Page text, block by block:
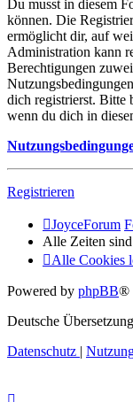
Du musst in diesem
können. Die
ermöglicht dir, auf
Administration kann
Berechtigungen
dich registrierst. Bitte
wenn du dich in
Registrieren
JoyceForum
Alle Zeiten sind
Alle Cookies
Powered by phpBB®
Deutsche
Datenschutz |